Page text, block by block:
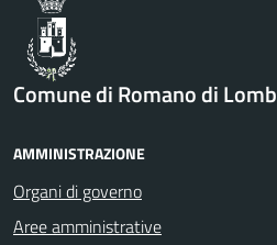
Comune di Romano di
AMMINISTRAZIONE
Organi di governo
Aree amministrative